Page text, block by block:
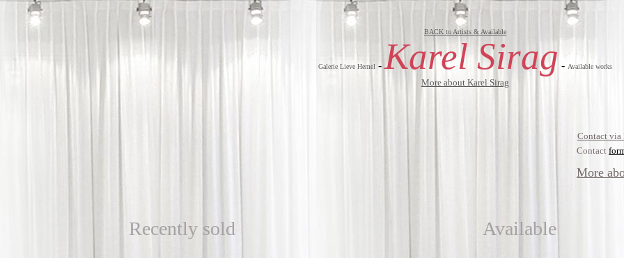
BACK to Artists & Available
Galerie Lieve Hemel -Karel Sirag - Available works
More about Karel Sirag
Contact via
Contact
More
Recently sold Available